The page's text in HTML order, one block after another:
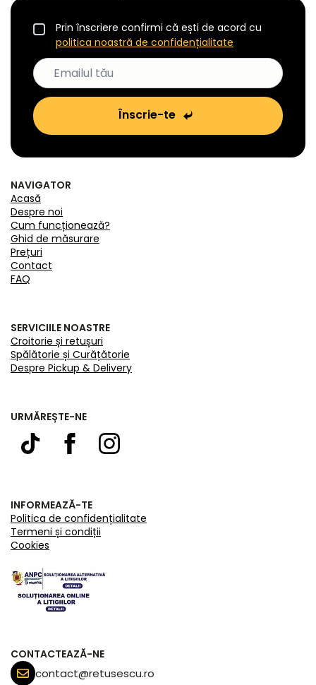
Prin înscriere confirmi că ești de acord cu
politica noastră de confidențialitate
Înscrie-te
NAVIGATOR
Acasă
Despre noi
Cum funcționează?
Ghid de măsurare
Prețuri
Contact
FAQ
SERVICIILE NOASTRE
Croitorie și retușuri
Spălătorie și Curățătorie
Despre Pickup & Delivery
URMĂREȘTE-NE
INFORMEAZĂ-TE
Politica de confidențialitate
Termeni și condiții
Cookies
CONTACTEAZĂ-NE
contact@retusescu.ro